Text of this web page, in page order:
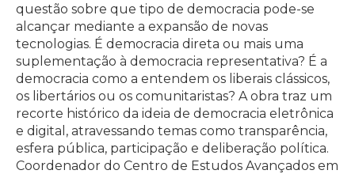
questão sobre que tipo de democracia pode-se
alcançar mediante a expansão de novas
tecnologias. É democracia direta ou mais uma
suplementação à democracia representativa? É a
democracia como a entendem os liberais clássicos,
os libertários ou os comunitaristas? A obra traz um
recorte histórico da ideia de democracia eletrônica
e digital, atravessando temas como transparência,
esfera pública, participação e deliberação política.
Coordenador do Centro de Estudos Avançados em